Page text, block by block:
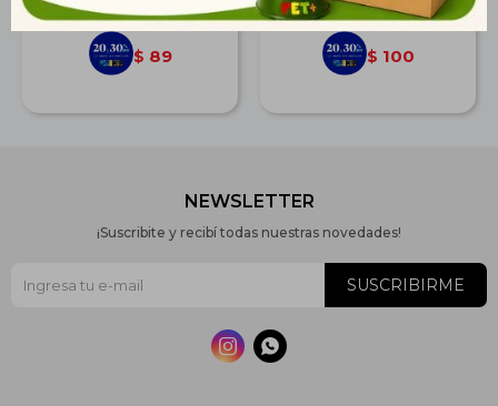
$ 89 $ 100
NEWSLETTER
¡Suscribite y recibí todas nuestras novedades!
SUSCRIBIRME
 